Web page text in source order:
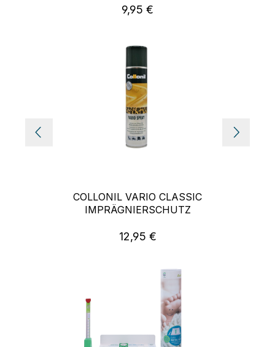
Regulärer Preis:
9,95 €
COLLONIL VARIO CLASSIC
IMPRÄGNIERSCHUTZ
Regulärer Preis:
12,95 €